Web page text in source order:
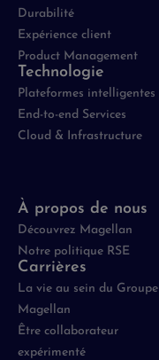
Durabilité
Expérience client
Product Management
Technologie
Plateformes intelligentes
End-to-end Services
Cloud & Infrastructure
À propos de nous
Découvrez Magellan
Notre politique RSE
Carrières
La vie au sein du Groupe
Magellan
Être collaborateur
expérimenté